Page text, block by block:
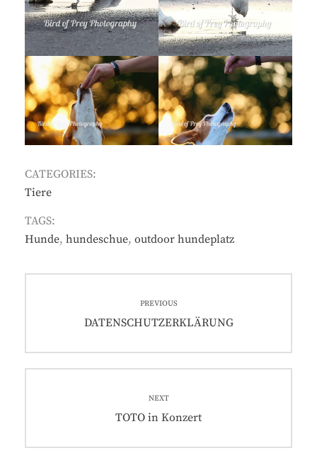
CATEGORIES:
Tiere
TAGS:
Hunde, hundeschue, outdoor hundeplatz
Navigation
PREVIOUS
Previous
DATENSCHUTZERKLÄRUNG
NEXT
Next
TOTO in Konzert